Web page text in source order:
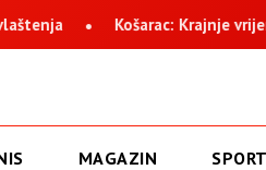
vrijeme da se okonča
MAGAZIN SPORT